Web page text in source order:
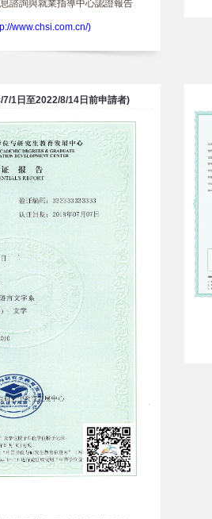
諮詢與就業指導中心認證報告
www.chsi.com.cn/)
1日至2022/8/14日前申請者)